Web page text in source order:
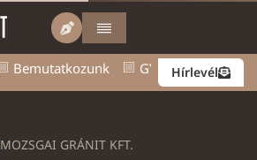
Bemutatkozunk GY.I.K.Hírlevél
MOZSGAI GRÁNIT KFT.